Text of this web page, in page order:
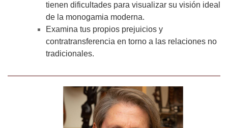
tienen dificultades para visualizar su visión ideal
de la monogamia moderna.
Examina tus propios prejuicios y
contratransferencia en torno a las relaciones no
tradicionales.